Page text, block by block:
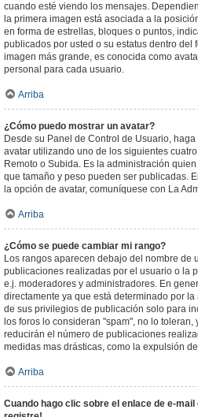
cuando esté viendo los mensajes.
la primera imagen está asociada a la
en forma de estrellas, bloques o puntos,
publicados por usted o su estatus dentro del
imagen más grande, es conocida como
personal para cada usuario.
Arriba
¿Cómo puedo mostrar un avatar?
Desde su Panel de Control de Usuario,
avatar utilizando uno de los siguientes
Remoto o Subida. Es la administración
que tamaño y peso pueden ser publicadas.
la opción de avatar, comuníquese con La
Arriba
¿Cómo se puede cambiar mi rango?
Los rangos aparecen debajo del nombre de
publicaciones realizadas por el usuario o la
e.j. moderadores y administradores. En
directamente ya que está determinado por
de sus privilegios de publicación solo para
los foros lo consideran "spam", no lo
reducirán el número de publicaciones
medidas mas drásticas, como la expulsión
Arriba
Cuando hago clic sobre el enlace de e-mail